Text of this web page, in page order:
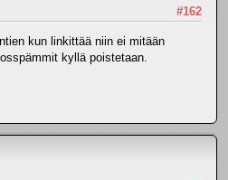
#162
kun linkittää niin ei mitään
kyllä poistetaan.